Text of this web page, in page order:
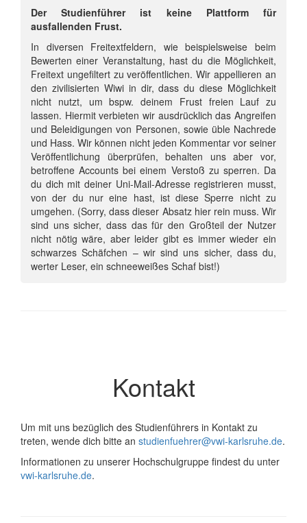
Der Studienführer ist keine Plattform für
ausfallenden Frust.
In diversen Freitextfeldern, wie beispielsweise beim
Bewerten einer Veranstaltung, hast du die Möglichkeit,
Freitext ungefiltert zu veröffentlichen. Wir appellieren an
den zivilisierten Wiwi in dir, dass du diese Möglichkeit
nicht nutzt, um bspw. deinem Frust freien Lauf zu
lassen. Hiermit verbieten wir ausdrücklich das Angreifen
und Beleidigungen von Personen, sowie üble Nachrede
und Hass. Wir können nicht jeden Kommentar vor seiner
Veröffentlichung überprüfen, behalten uns aber vor,
betroffene Accounts bei einem Verstoß zu sperren. Da
du dich mit deiner Uni-Mail-Adresse registrieren musst,
von der du nur eine hast, ist diese Sperre nicht zu
umgehen. (Sorry, dass dieser Absatz hier rein muss. Wir
sind uns sicher, dass das für den Großteil der Nutzer
nicht nötig wäre, aber leider gibt es immer wieder ein
schwarzes Schäfchen – wir sind uns sicher, dass du,
werter Leser, ein schneeweißes Schaf bist!)
Kontakt
Um mit uns bezüglich des Studienführers in Kontakt zu
treten, wende dich bitte an studienfuehrer@vwi-karlsruhe.de.
Informationen zu unserer Hochschulgruppe findest du unter
vwi-karlsruhe.de.